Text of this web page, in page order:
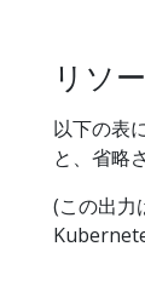
リソ
以下の表
と、省略
(この出力